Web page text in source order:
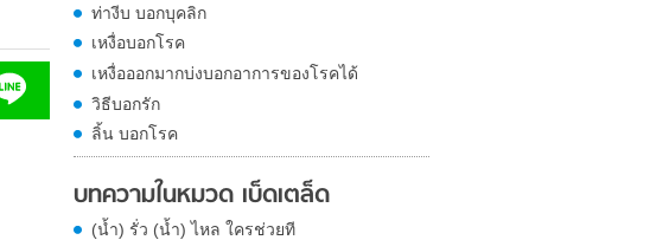
ท่างีบ บอกบุคลิก
เหงื่อบอกโรค
เหงื่อออกมากบ่งบอกอาการของโรคได้
วิธีบอกรัก
ลิ้น บอกโรค
บทความในหมวด เบ็ดเตล็ด
(น้ำ) รั่ว (น้ำ) ไหล ใครช่วยที